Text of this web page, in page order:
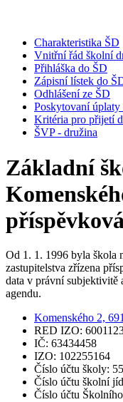
Charakteristika ŠD
Vnitřní řád školní
Přihláška do ŠD
Zápisní lístek do
Odhlášení ze ŠD
Poskytovaní
Kritéria pro přijetí
ŠVP - družina
Základní
Od 1. 1. 1996 byla škola
zastupitelstva zřízena
data v právní subjektivitě
agendu.
Komenského 2,
RED IZO:
IČ: 63434458
IZO: 102255164
Číslo účtu školy:
Číslo účtu školní
Číslo účtu